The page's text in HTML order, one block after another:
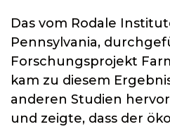
Das vom Rodale
Pennsylvania,
Forschungsprojekt
kam zu diesem
anderen Studien
und zeigte, dass der